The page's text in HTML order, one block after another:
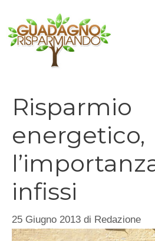
contenuto
Risparmio
energetico,
infissi
25 Giugno 2013 di Redazione